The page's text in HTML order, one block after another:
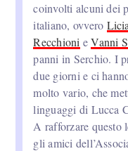
coinvolti alcuni dei
italiano, ovvero
Recchioni eVanni
panni in Serchio. I
due giorni e ci
molto vario, che
linguaggi di Lucca
A rafforzare questo
gli amici